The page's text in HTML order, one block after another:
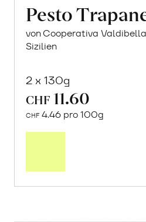
Pesto
von Cooperativa
Sizilien
2 x 130g
CHF 11.60
CHF 4.46 pro 100g